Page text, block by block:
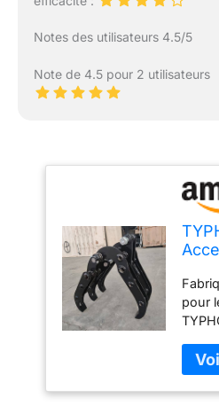
Notes des utilisateurs 4.5/5
Note de 4.5 pour 2 utilisateurs
pour